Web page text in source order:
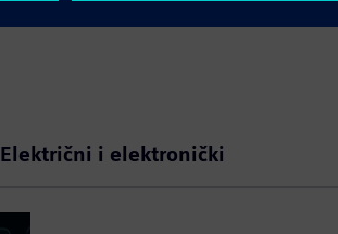
Električni i elektronički